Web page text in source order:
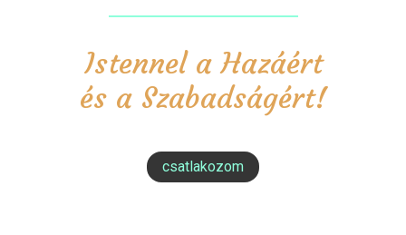
Istennel a Hazáért
és a Szabadságért!
csatlakozom